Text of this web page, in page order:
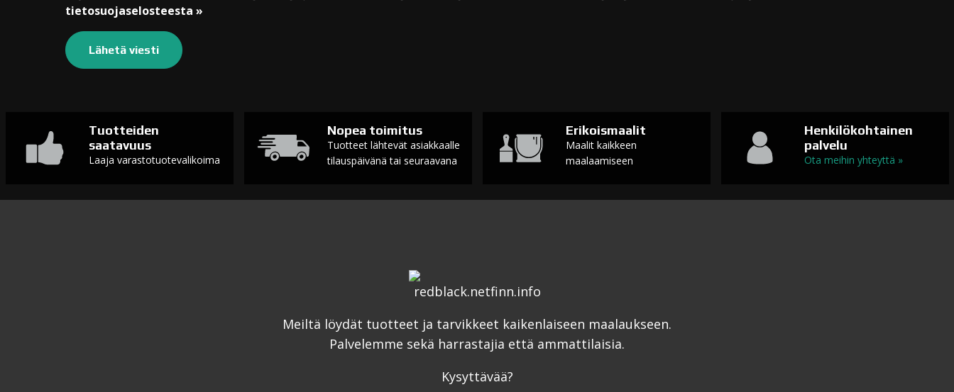
tietosuojaselosteesta »
Tuotteiden
saatavuus
Laaja varastotuotevalikoima
Nopea toimitus
Tuotteet lähtevät asiakkaalle
tilauspäivänä tai seuraavana
Erikoismaalit
Maalit kaikkeen
maalaamiseen
Henkilökohtainen
palvelu
Ota meihin yhteyttä »
Meiltä löydät tuotteet ja tarvikkeet kaikenlaiseen maalaukseen.
Palvelemme sekä harrastajia että ammattilaisia.
Kysyttävää?